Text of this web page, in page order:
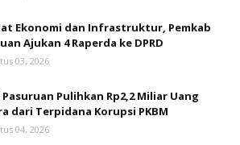
Ekonomi dan Infrastruktur, Pemkab
Ajukan 4 Raperda ke DPRD
03, 2026
Pasuruan Pulihkan Rp2,2 Miliar Uang
dari Terpidana Korupsi PKBM
04, 2026